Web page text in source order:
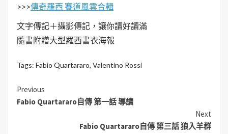
>>>傳奇羅西 賽道風雲合輯
文字傳記＋攝影傳記，讓你讀好讀滿
隨書附贈大型羅西書衣海報
Tags: Fabio Quartararo, Valentino Rossi
Previous
Fabio Quartararo自傳 第一話 導讀
Next
Fabio Quartararo自傳 第三話 狼入羊群